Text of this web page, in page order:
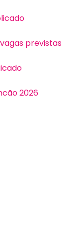
previstas
2026